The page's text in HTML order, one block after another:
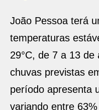
João Pessoa terá
temperaturas
29°C, de 7 a 13 de
chuvas previstas
período apresenta
variando entre